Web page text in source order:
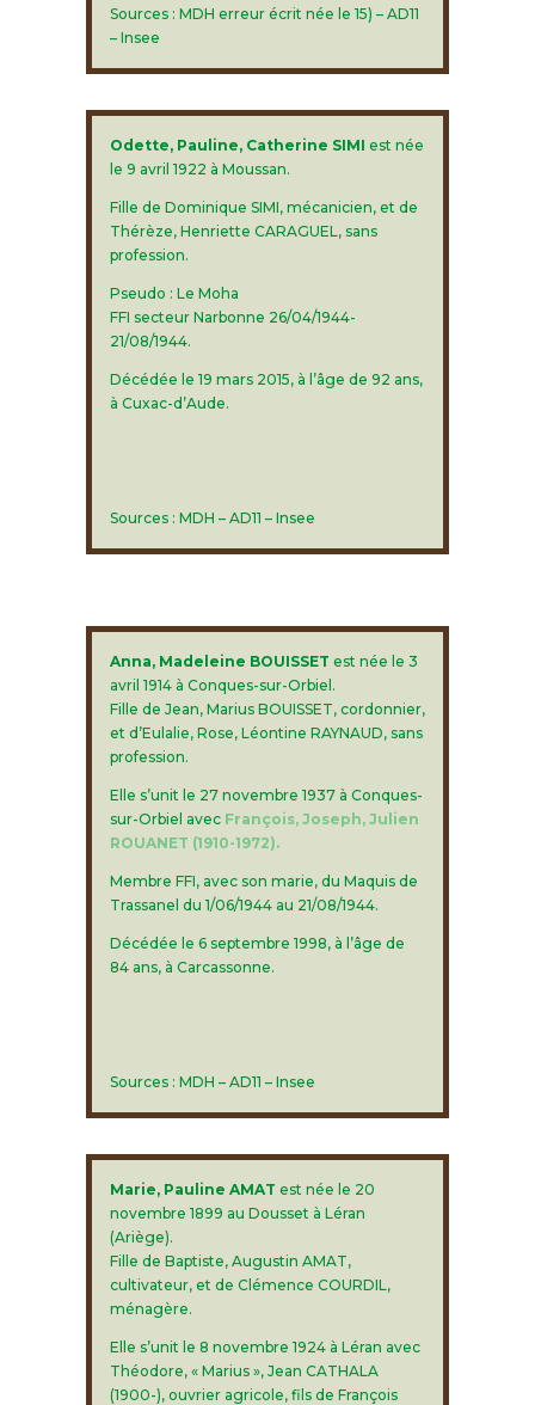
Sources : MDH erreur écrit née le 15) – AD11
– Insee
Odette, Pauline, Catherine SIMI est née
le 9 avril 1922 à Moussan.
Fille de Dominique SIMI, mécanicien, et de
Thérèze, Henriette CARAGUEL, sans
profession.
Pseudo : Le Moha
FFI secteur Narbonne 26/04/1944-
21/08/1944.
Décédée le 19 mars 2015, à l’âge de 92 ans,
à Cuxac-d’Aude.
Sources : MDH – AD11 – Insee
Anna, Madeleine BOUISSET est née le 3
avril 1914 à Conques-sur-Orbiel.
Fille de Jean, Marius BOUISSET, cordonnier,
et d’Eulalie, Rose, Léontine RAYNAUD, sans
profession.
Elle s’unit le 27 novembre 1937 à Conques-
sur-Orbiel avec François, Joseph, Julien
ROUANET (1910-1972).
Membre FFI, avec son marie, du Maquis de
Trassanel du 1/06/1944 au 21/08/1944.
Décédée le 6 septembre 1998, à l’âge de
84 ans, à Carcassonne.
Sources : MDH – AD11 – Insee
Marie, Pauline AMAT est née le 20
novembre 1899 au Dousset à Léran
(Ariège).
Fille de Baptiste, Augustin AMAT,
cultivateur, et de Clémence COURDIL,
ménagère.
Elle s’unit le 8 novembre 1924 à Léran avec
Théodore, « Marius », Jean CATHALA
(1900-), ouvrier agricole, fils de François